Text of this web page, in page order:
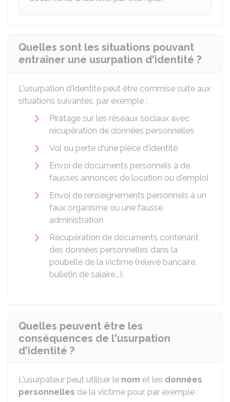
Quelles sont les situations pouvant
entraîner une usurpation d'identité ?
L'usurpation d'identité peut être commise suite aux
situations suivantes, par exemple :
Piratage sur les réseaux sociaux avec
récupération de données personnelles
Vol ou perte d'une pièce d'identité
Envoi de documents personnels à de
fausses annonces de location ou d'emploi
Envoi de renseignements personnels à un
faux organisme ou une fausse
administration
Récupération de documents contenant
des données personnelles dans la
poubelle de la victime (relevé bancaire,
bulletin de salaire...).
Quelles peuvent être les
conséquences de l'usurpation
d'identité ?
L'usurpateur peut utiliser le nom et les données
personnelles de la victime pour, par exemple :